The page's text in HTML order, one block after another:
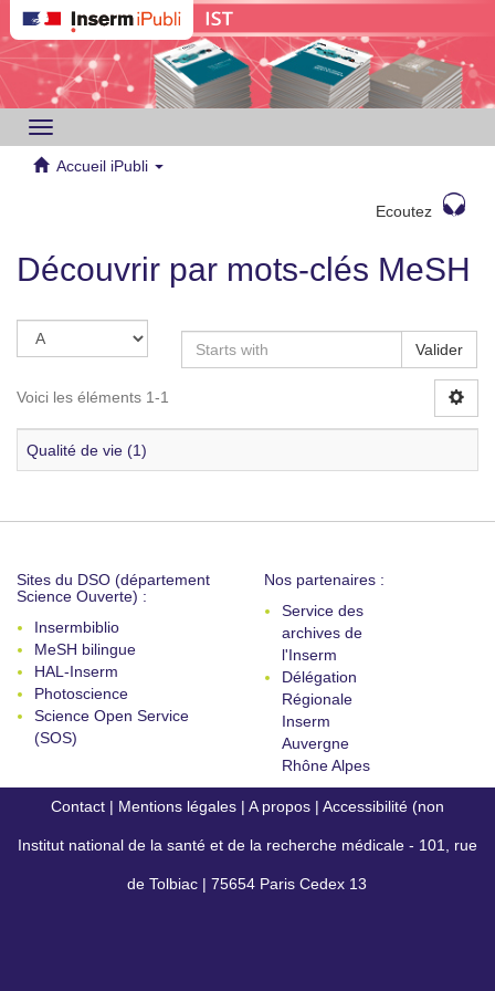
Toggle
navigation
Accueil iPubli
Ecoutez
Découvrir par mots-clés MeSH
Valider
Voici les éléments 1-1
Qualité de vie (1)
Sites du DSO (département
Science Ouverte) :
Insermbiblio
MeSH bilingue
HAL-Inserm
Photoscience
Science Open Service
(SOS)
Nos partenaires :
Service des
archives de
l'Inserm
Délégation
Régionale
Inserm
Auvergne
Rhône Alpes
Contact | Mentions légales | A propos | Accessibilité (non
conforme)
Institut national de la santé et de la recherche médicale - 101, rue
de Tolbiac | 75654 Paris Cedex 13